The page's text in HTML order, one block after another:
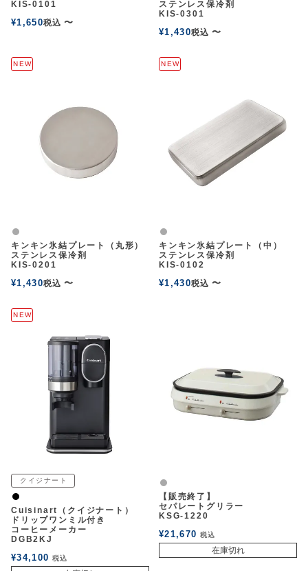
KIS-0101
¥1,650税込 〜
ステンレス保冷剤
KIS-0301
¥1,430税込 〜
NEW
グレー
キンキン氷結プレート（丸形）
ステンレス保冷剤
KIS-0201
¥1,430税込 〜
NEW
グレー
キンキン氷結プレート（中）
ステンレス保冷剤
KIS-0102
¥1,430税込 〜
NEW
クイジナート
黒
Cuisinart（クイジナート）
ドリップワンミル付き
コーヒーメーカー
DGB2KJ
¥34,100 税込
グレー
【販売終了】
セパレートグリラー
KSG-1220
¥21,670 税込
在庫切れ